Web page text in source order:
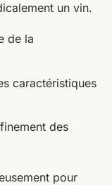
un vin.
de la
caractéristiques
des
pour